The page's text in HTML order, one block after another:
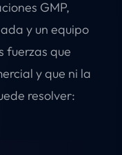
GMP,
y un equipo
fuerzas que
y que ni la
resolver: